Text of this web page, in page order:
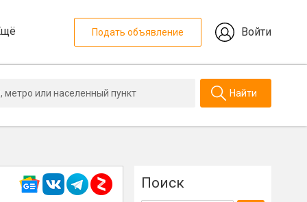
Подать объявление Войти
Найти
Поиск